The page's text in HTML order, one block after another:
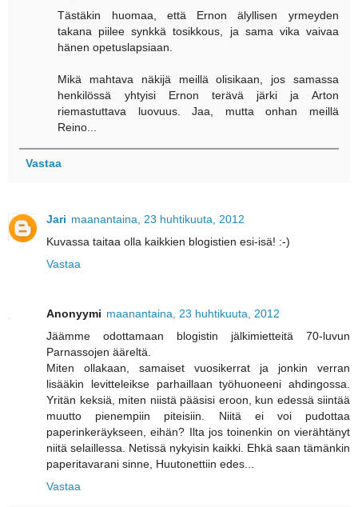
Tästäkin huomaa, että Ernon älyllisen yrmeyden
takana piilee synkkä tosikkous, ja sama vika vaivaa
hänen opetuslapsiaan.
Mikä mahtava näkijä meillä olisikaan, jos samassa
henkilössä yhtyisi Ernon terävä järki ja Arton
riemastuttava luovuus. Jaa, mutta onhan meillä
Reino...
Vastaa
Jari maanantaina, 23 huhtikuuta, 2012
Kuvassa taitaa olla kaikkien blogistien esi-isä! :-)
Vastaa
Anonyymi maanantaina, 23 huhtikuuta, 2012
Jäämme odottamaan blogistin jälkimietteitä 70-luvun
Parnassojen ääreltä.
Miten ollakaan, samaiset vuosikerrat ja jonkin verran
lisääkin levitteleikse parhaillaan työhuoneeni ahdingossa.
Yritän keksiä, miten niistä pääsisi eroon, kun edessä siintää
muutto pienempiin piteisiin. Niitä ei voi pudottaa
paperinkeräykseen, eihän? Ilta jos toinenkin on vierähtänyt
niitä selaillessa. Netissä nykyisin kaikki. Ehkä saan tämänkin
paperitavarani sinne, Huutonettiin edes...
Vastaa